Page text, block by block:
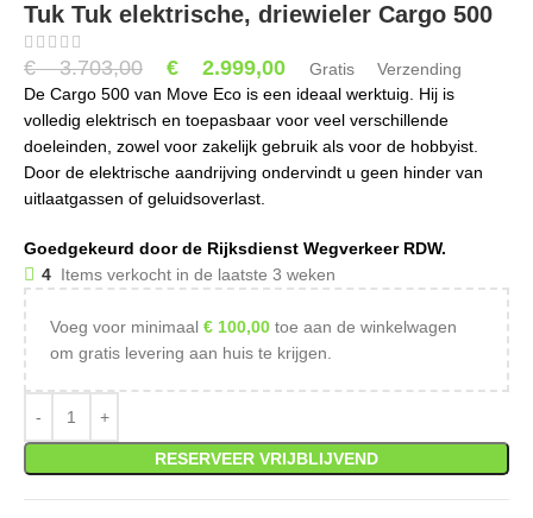
Tuk Tuk elektrische, driewieler Cargo 500
€3.703,00 € 2.999,00
Gratis Verzending
De Cargo 500 van Move Eco is een ideaal werktuig. Hij is
volledig elektrisch en toepasbaar voor veel verschillende
doeleinden, zowel voor zakelijk gebruik als voor de hobbyist.
Door de elektrische aandrijving ondervindt u geen hinder van
uitlaatgassen of geluidsoverlast.
Goedgekeurd door de Rijksdienst Wegverkeer RDW.
4 Items verkocht in de laatste 3 weken
Voeg voor minimaal € 100,00 toe aan de winkelwagen
om gratis levering aan huis te krijgen.
RESERVEER VRIJBLIJVEND